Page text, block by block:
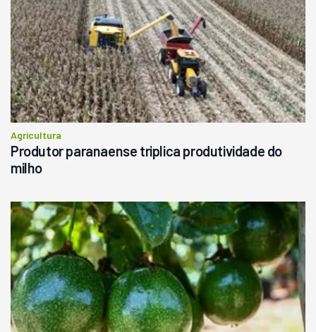
Agricultura
Produtor paranaense triplica produtividade do
milho